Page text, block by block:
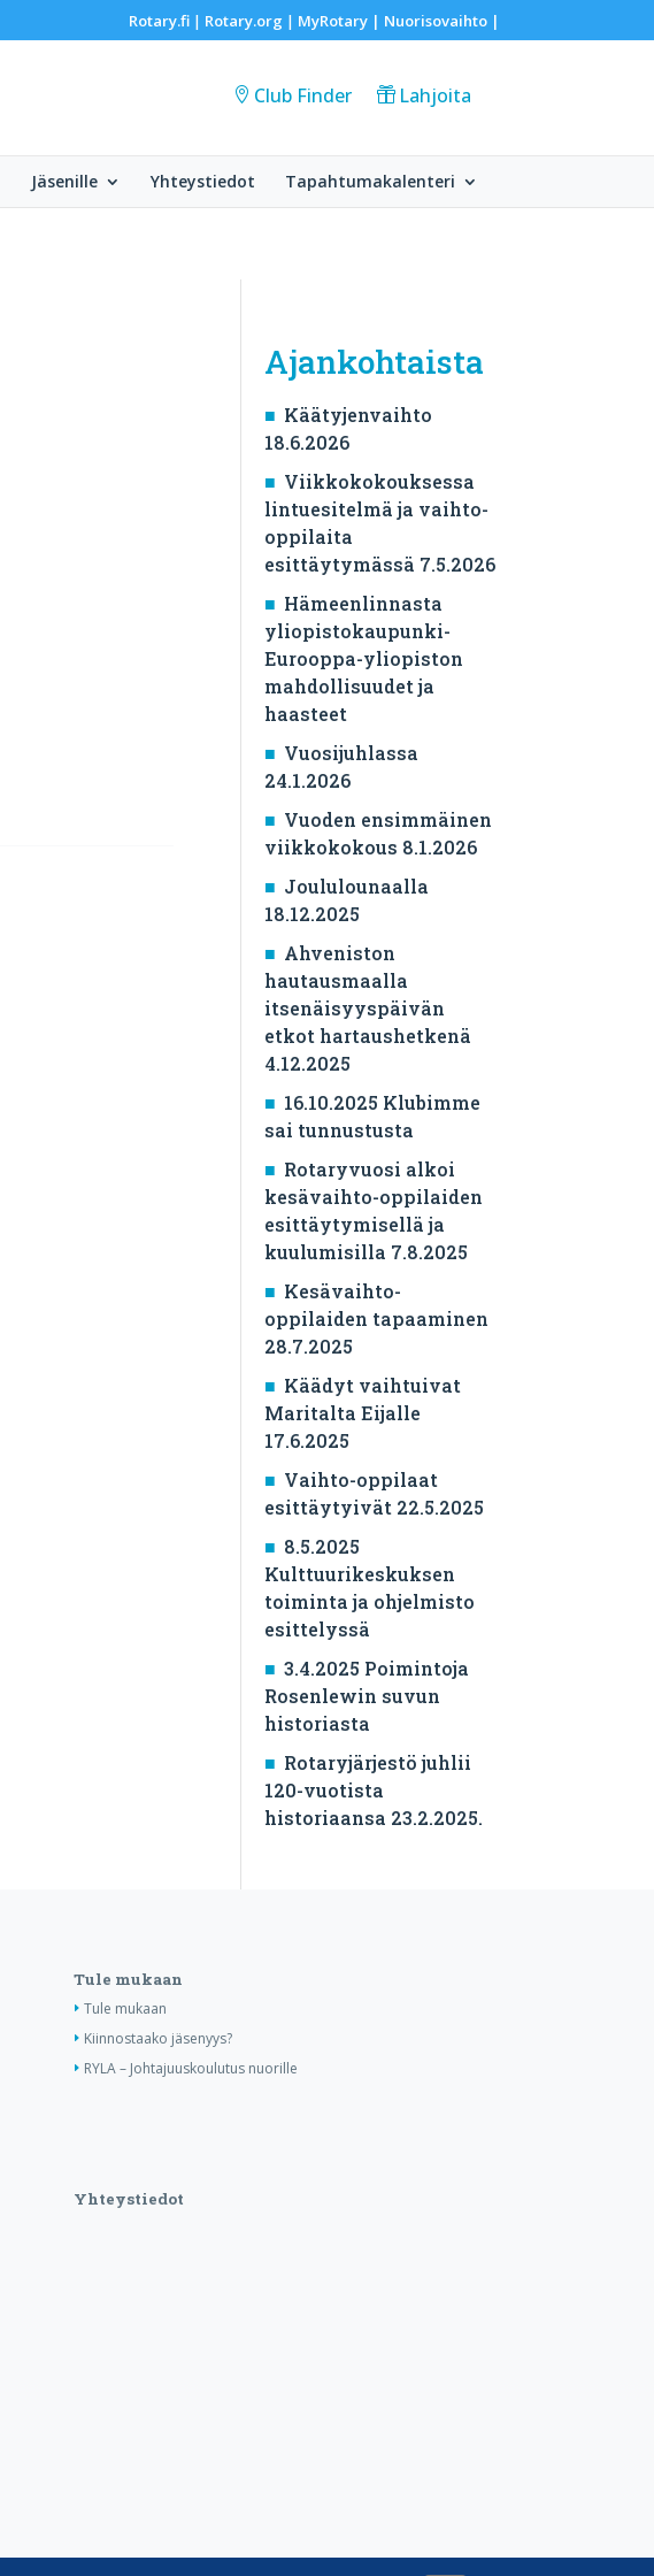
Rotary.fi| Rotary.org | MyRotary | Nuorisovaihto|
Club Finder Lahjoita
Jäsenille Yhteystiedot Tapahtumakalenteri
Ajankohtaista
Käätyjenvaihto
18.6.2026
Viikkokokouksessa
lintuesitelmä ja vaihto-
oppilaita
esittäytymässä 7.5.2026
Hämeenlinnasta
yliopistokaupunki-
Eurooppa-yliopiston
mahdollisuudet ja
haasteet
Vuosijuhlassa
24.1.2026
Vuoden ensimmäinen
viikkokokous 8.1.2026
Joululounaalla
18.12.2025
Ahveniston
hautausmaalla
itsenäisyyspäivän
etkot hartaushetkenä
4.12.2025
16.10.2025 Klubimme
sai tunnustusta
Rotaryvuosi alkoi
kesävaihto-oppilaiden
esittäytymisellä ja
kuulumisilla 7.8.2025
Kesävaihto-
oppilaiden tapaaminen
28.7.2025
Käädyt vaihtuivat
Maritalta Eijalle
17.6.2025
Vaihto-oppilaat
esittäytyivät 22.5.2025
8.5.2025
Kulttuurikeskuksen
toiminta ja ohjelmisto
esittelyssä
3.4.2025 Poimintoja
Rosenlewin suvun
historiasta
Rotaryjärjestö juhlii
120-vuotista
historiaansa 23.2.2025.
Tule mukaan
Tule mukaan
Kiinnostaako jäsenyys?
RYLA – Johtajuuskoulutus nuorille
Yhteystiedot